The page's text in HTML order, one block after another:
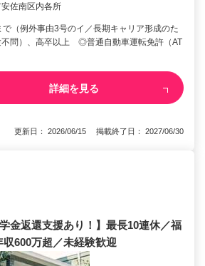
佐南区内各所
（例外事由3号のイ／長期キャリア形成のた
不問）、高卒以上 ◎普通自動車運転免許（AT
詳細を見る
更新日： 2026/06/15 掲載終了日： 2027/06/30
金返還支援あり！】最長10連休／福
600万超／未経験歓迎